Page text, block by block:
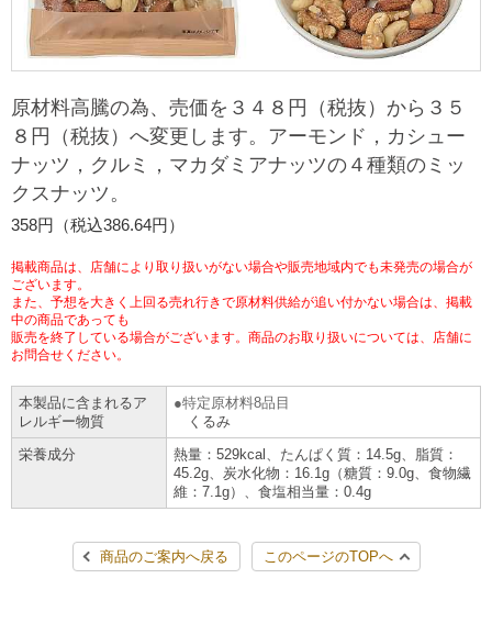
食の安全・安心への取組み
ギフト
プリペイドカード・金券
ニンテンドー・ダウンロードカード
マルチコピー機でできることトップ
コピー
プリント
スキャン
ファクス
チケット
プリペイドサービス
行政サービス
便利なサービス
宅配便
切手・はがき・印紙
セブン銀行ATM
ご利用可能なお支払い方法
各種料金のお支払い
スマホプリペイド
レジでApple Accountにチャージ
チケットサービス
セブンチケット
チケットぴあ
イープラス
CNプレイガイド
JTB
セブン‐イレブンでお受取り
タワーレコード
セブンネットショッピング
停電時のサービス停止のお知らせ
ごあいさつ
企業理念
会社概要
貸借対照表・損益計算書
沿革
国内店舗数
売上高、店舗数推移
セブン‐イレブンの海外事業
データで見るセブン‐イレブン
サステナビリティトップ
セブン＆アイ・ホールディングスの重点課題
サステナビリティ活動基本方針
サステナビリティ推進体制
GREEN CHALLENGE 2050
4VISIONS
サステナビリティニュース
サステナビリティレポート
報告書ライブラリー
加盟店オーナー募集 物件募集・購入
アルバイト情報
お問い合わせ
Language
English (Corporate)
English (Services)
中文[繁體字](服務)
ภาษาไทย(บริการ)
原材料高騰の為、売価を３４８円（税抜）から３５
８円（税抜）へ変更します。アーモンド，カシュー
ナッツ，クルミ，マカダミアナッツの４種類のミッ
クスナッツ。
358円（税込386.64円）
掲載商品は、店舗により取り扱いがない場合や販売地域内でも未発売の場合が
ございます。
また、予想を大きく上回る売れ行きで原材料供給が追い付かない場合は、掲載
中の商品であっても
販売を終了している場合がございます。商品のお取り扱いについては、店舗に
お問合せください。
本製品に含まれるア
レルギー物質
特定原材料8品目
くるみ
栄養成分
熱量：529kcal、たんぱく質：14.5g、脂質：
45.2g、炭水化物：16.1g（糖質：9.0g、食物繊
維：7.1g）、食塩相当量：0.4g
商品のご案内へ戻る このページのTOPへ